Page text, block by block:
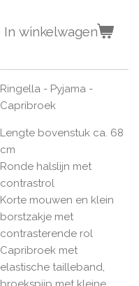
In winkelwagen
Ringella - Pyjama -
Capribroek
Lengte bovenstuk ca. 68
cm
Ronde halslijn met
contrastrol
Korte mouwen en klein
borstzakje met
contrasterende rol
Capribroek met
elastische tailleband,